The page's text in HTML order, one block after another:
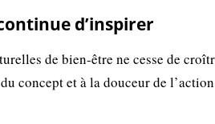
d’inspirer
de bien-être ne cesse de
concept et à la douceur de